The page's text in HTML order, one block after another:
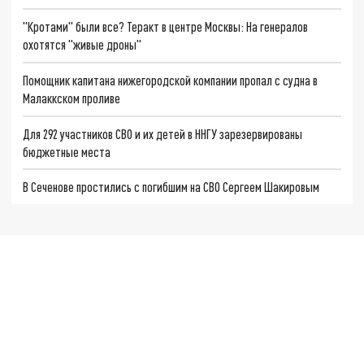
"Кротами" были все? Теракт в центре Москвы: На генералов
охотятся "живые дроны"
Помощник капитана нижегородской компании пропал с судна в
Малаккском проливе
Для 292 участников СВО и их детей в ННГУ зарезервированы
бюджетные места
В Сеченове простились с погибшим на СВО Сергеем Шакировым